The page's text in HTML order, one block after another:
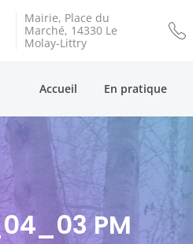
Mairie, Place du
Marché, 14330 Le
Molay-Littry
Accueil En pratique
PM